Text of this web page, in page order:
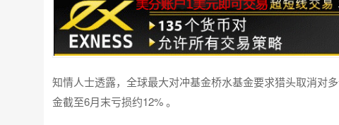
知情人士透露，全球最大对冲基金桥水基金要求猎头取消对
金截至6月末亏损约12% 。